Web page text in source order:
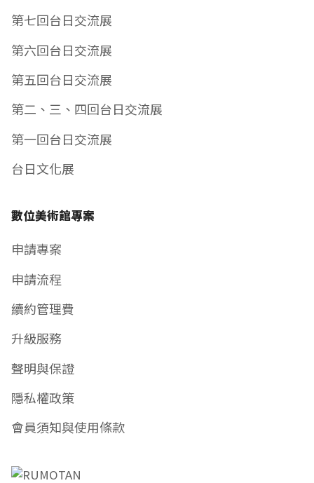
第七回台日交流展
第六回台日交流展
第五回台日交流展
第二、三、四回台日交流展
第一回台日交流展
台日文化展
數位美術館專案
申請專案
申請流程
續約管理費
升級服務
聲明與保證
隱私權政策
會員須知與使用條款